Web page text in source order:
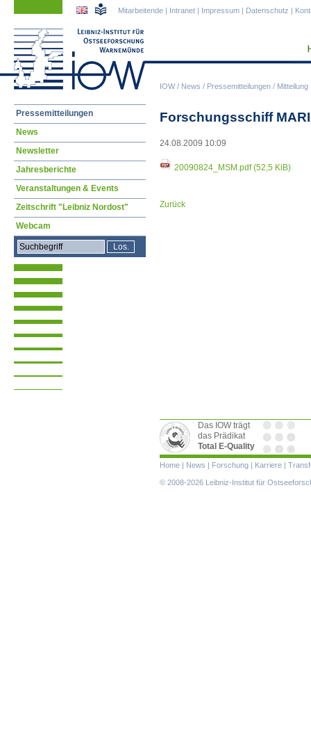
IOW/ News / Pressemitteilungen / Mitteilung
Mitarbeitende | Intranet | Impressum | Datenschutz |
Forschungsschiff
24.08.2009 10:09
20090824_MSM.pdf(52,5 KiB)
Zurück
Navigation
Pressemitteilungen
News
Newsletter
Jahresberichte
Veranstaltungen & Events
Zeitschrift "Leibniz Nordost"
Webcam
Das IOW trägt
das Prädikat
Total E-Quality
Navigation
überspringen
Home | News | Forschung | Karriere |
© 2008-2026 Leibniz-Institut für